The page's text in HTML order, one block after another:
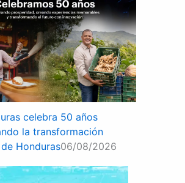
celebra 50 años
la transformación
Honduras06/08/2026